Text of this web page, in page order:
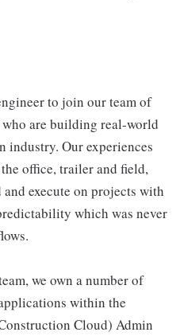
to join our team of
are building real-world
industry. Our experiences
office, trailer and field,
execute on projects with
which was never
we own a number of
within the
Cloud) Admin